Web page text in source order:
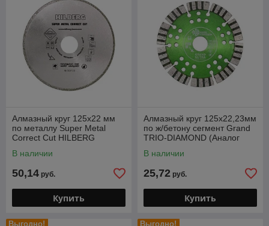
Алмазный круг 125х22 мм
по металлу Super Metal
Correct Cut HILBERG
цветные металлы,
В наличии
50,14 руб.
Купить
Алмазный круг 125х22,23мм
по ж/бетону сегмент Grand
TRIO-DIAMOND (Аналог
В наличии
25,72 руб.
Купить
Выгодно! Выгодно!